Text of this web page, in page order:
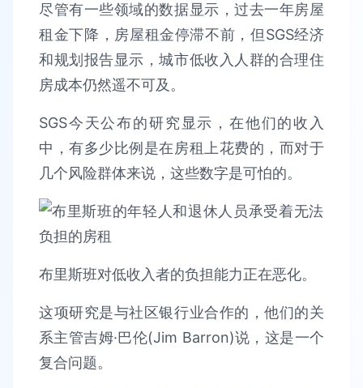
尽管有一些领域的数据显示，过去一年房屋
租金下降，房屋租金停滞不前，但SGS经济
和规划报告显示，城市低收入人群的合理住
房成本仍然遥不可及。
SGS今天公布的研究显示，在他们的收入
中，有多少比例是在房租上花费的，而对于
几个风险群体来说，这些数字是可怕的。
布里斯班对低收入者的负担能力正在恶化。
这项研究是与社区银行业合作的，他们的关
系主管吉姆·巴伦(Jim Barron)说，这是一个
复合问题。